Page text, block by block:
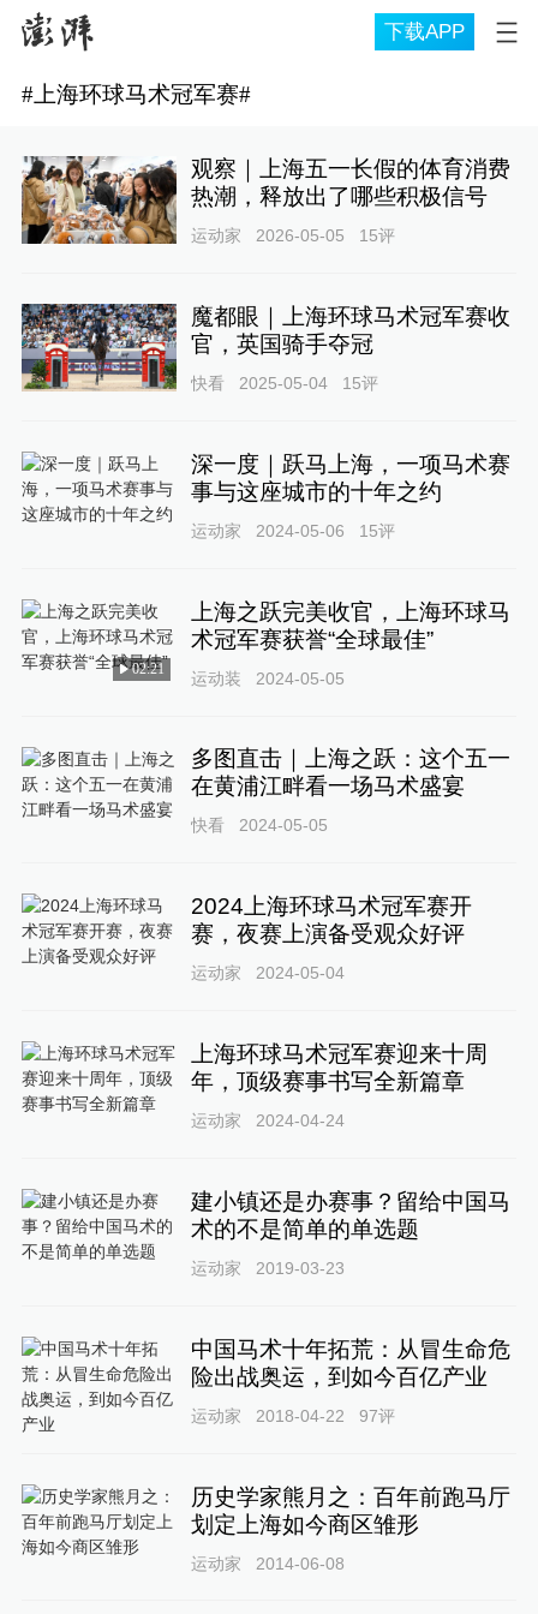
下载APP
#上海环球马术冠军赛#
观察｜上海五一长假的体育消费
热潮，释放出了哪些积极信号
运动家 2026-05-05 15评
魔都眼｜上海环球马术冠军赛收
官，英国骑手夺冠
快看 2025-05-04 15评
深一度｜跃马上海，一项马术赛
事与这座城市的十年之约
运动家 2024-05-06 15评
02:21
上海之跃完美收官，上海环球马
术冠军赛获誉“全球最佳”
运动装 2024-05-05
多图直击｜上海之跃：这个五一
在黄浦江畔看一场马术盛宴
快看 2024-05-05
2024上海环球马术冠军赛开
赛，夜赛上演备受观众好评
运动家 2024-05-04
上海环球马术冠军赛迎来十周
年，顶级赛事书写全新篇章
运动家 2024-04-24
建小镇还是办赛事？留给中国马
术的不是简单的单选题
运动家 2019-03-23
中国马术十年拓荒：从冒生命危
险出战奥运，到如今百亿产业
运动家 2018-04-22 97评
历史学家熊月之：百年前跑马厅
划定上海如今商区雏形
运动家 2014-06-08